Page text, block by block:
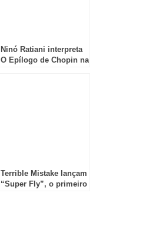
Ninó Ratiani interpreta
O Epílogo de Chopin na
Terrible Mistake lançam
“Super Fly”, o primeiro